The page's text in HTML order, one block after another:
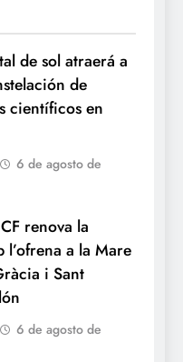
de sol atraerá a
de
científicos en
6 de agosto de
renova la
a la Mare
i Sant
6 de agosto de